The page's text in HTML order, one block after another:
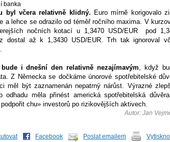
banka
byl včera relativně klidný. Euro mírně korigovalo
a lehce se odrazilo od téměř ročního maxima. V
nočních kotací u 1,3470 USD/EUR pod
dostal až k 1,3430 USD/EUR. Trh tak ignoroval
i dnešní den relativně nezajímavým, když
Z Německa se dočkáme únorové spotřebitelské
měl být zaznamenán nepatrný nárůst. Výrazné
odhadu měla přinést americká spotřebitelská
chu» investorů po rizikovějších aktivech.
Autor: Jan
Facebook Poslat emailem